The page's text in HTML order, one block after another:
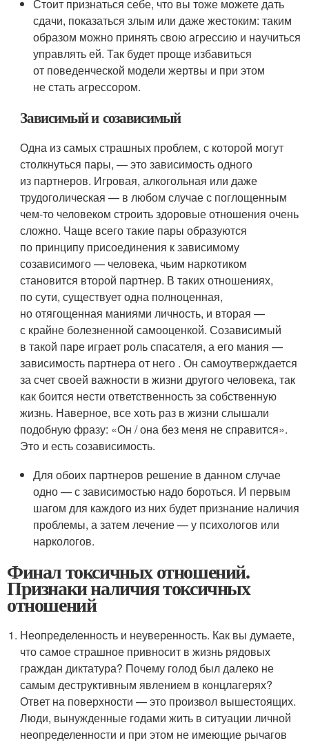
Стоит признаться себе, что вы тоже можете дать
сдачи, показаться злым или даже жестоким: таким
образом можно принять свою агрессию и научиться
управлять ей. Так будет проще избавиться
от поведенческой модели жертвы и при этом
не стать агрессором.
Зависимый и созависимый
Одна из самых страшных проблем, с которой могут
столкнуться пары, — это зависимость одного
из партнеров. Игровая, алкогольная или даже
трудоголическая — в любом случае с поглощенным
чем-то человеком строить здоровые отношения очень
сложно. Чаще всего такие пары образуются
по принципу присоединения к зависимому
созависимого — человека, чьим наркотиком
становится второй партнер. В таких отношениях,
по сути, существует одна полноценная,
но отягощенная маниями личность, и вторая —
с крайне болезненной самооценкой. Созависимый
в такой паре играет роль спасателя, а его мания —
зависимость партнера от него . Он самоутверждается
за счет своей важности в жизни другого человека, так
как боится нести ответственность за собственную
жизнь. Наверное, все хоть раз в жизни слышали
подобную фразу: «Он / она без меня не справится».
Это и есть созависимость.
Для обоих партнеров решение в данном случае
одно — с зависимостью надо бороться. И первым
шагом для каждого из них будет признание наличия
проблемы, а затем лечение — у психологов или
наркологов.
Финал токсичных отношений.
Признаки наличия токсичных
отношений
Неопределенность и неуверенность. Как вы думаете,
что самое страшное привносит в жизнь рядовых
граждан диктатура? Почему голод был далеко не
самым деструктивным явлением в концлагерях?
Ответ на поверхности — это произвол вышестоящих.
Люди, вынужденные годами жить в ситуации личной
неопределенности и при этом не имеющие рычагов